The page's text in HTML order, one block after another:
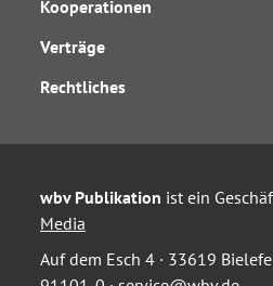
Kooperationen
Verträge
Rechtliches
wbv Publikation ist ein
Media
Auf dem Esch 4 · 33619